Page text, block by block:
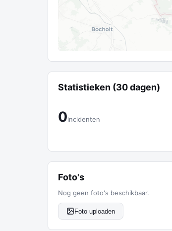
Statistieken (30 dagen)
0incidenten
Foto's
Nog geen foto's beschikbaar.
Foto uploaden